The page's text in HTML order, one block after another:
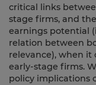
critical links
stage firms, and
earnings potential
relation between
relevance), when it
early-stage firms.
policy implications